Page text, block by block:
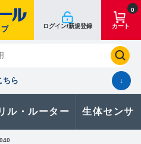
ログイン/新規登録
0
カート
ちら ↓
ル・ルーター 生体センサ
オーダー 購入履歴
い合わせはこちら
寸法単位 [mm]
寸法単位 [mm]